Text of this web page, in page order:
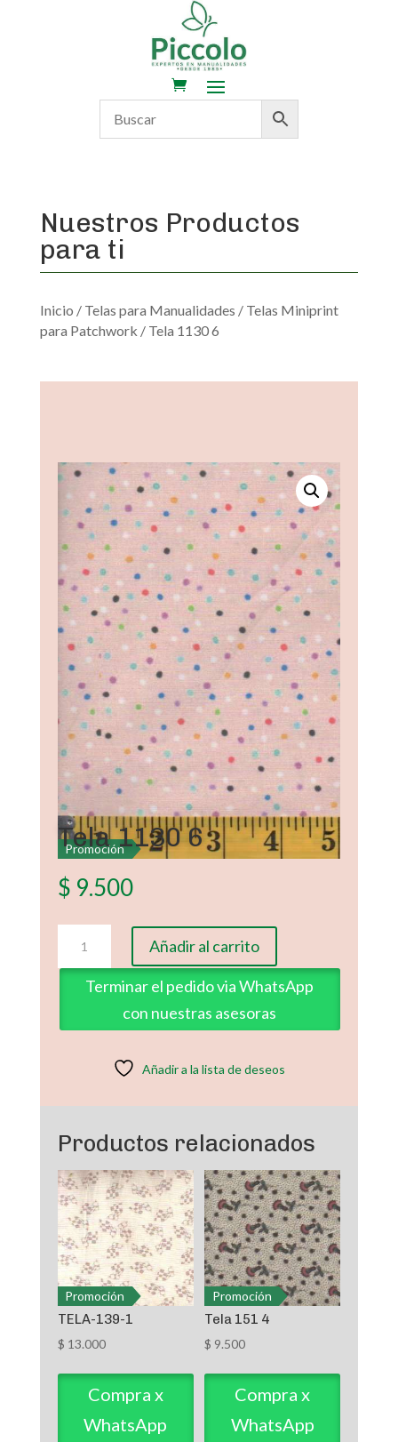
Nuestros Productos
para ti
Inicio / Telas para Manualidades / Telas Miniprint
para Patchwork / Tela 1130 6
Promoción
Tela 1130 6
$ 9.500
1130
6
cantidad
Añadir al carrito
Terminar el pedido via WhatsApp
con nuestras asesoras
Añadir a la lista de deseos
Productos relacionados
Promoción
TELA-139-1
$ 13.000
Compra x
WhatsApp
Promoción
Tela 151 4
$ 9.500
Compra x
WhatsApp